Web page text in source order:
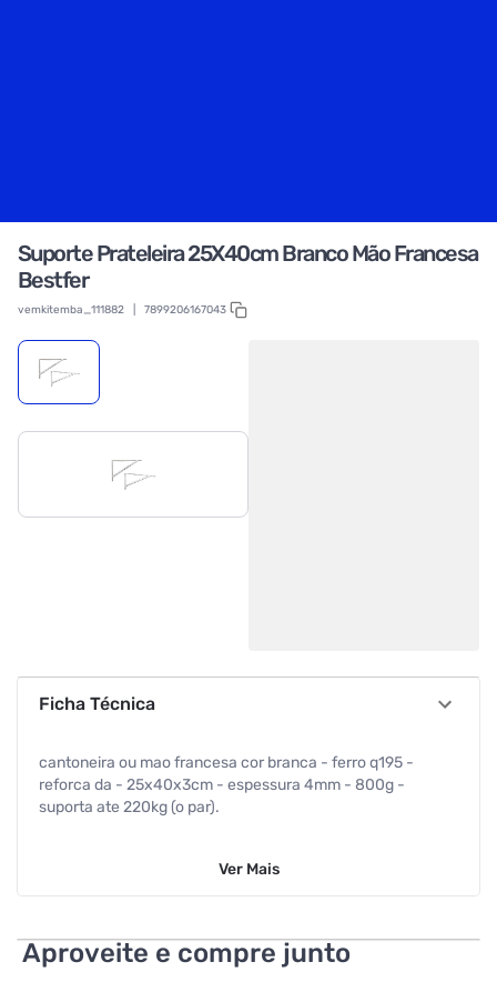
Suporte Prateleira 25X40cm Branco Mão Francesa
Bestfer
vemkitemba_111882 7899206167043
Ficha Técnica
cantoneira ou mao francesa cor branca - ferro q195 -
reforca da - 25x40x3cm - espessura 4mm - 800g -
suporta ate 220kg (o par).
Ver Mais
Aproveite e compre junto